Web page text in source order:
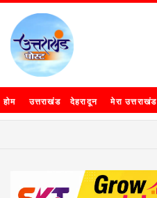
होम उत्तराखंड देहरादून मेरा उत्तराखंड